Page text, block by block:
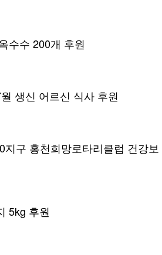
수수 200개 후원
생신 어르신 식사 후원
지구 홍천희망로타리클럽 건강보
5kg 후원